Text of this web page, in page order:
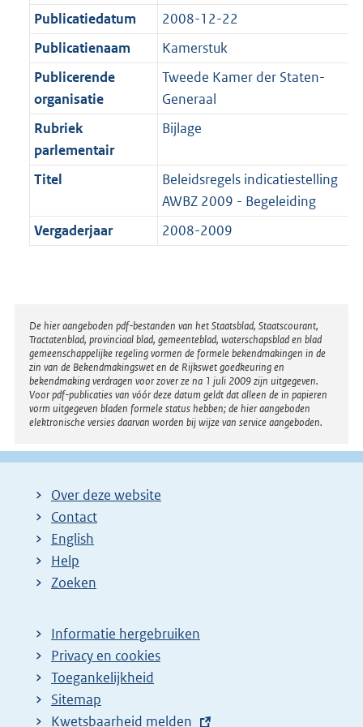
a
t
a
a
t
K
b
1
K
b
Publicatiedatum
2008-12-22
Publicatienaam
Kamerstuk
Publicerende
organisatie
Tweede Kamer der Staten-
Generaal
Rubriek
parlementair
Bijlage
Titel
Beleidsregels indicatiestelling
AWBZ 2009 - Begeleiding
Vergaderjaar
2008-2009
Disclaimer
De hier aangeboden pdf-bestanden van het Staatsblad, Staatscourant,
Tractatenblad, provinciaal blad, gemeenteblad, waterschapsblad en blad
gemeenschappelijke regeling vormen de formele bekendmakingen in de
zin van de Bekendmakingswet en de Rijkswet goedkeuring en
bekendmaking verdragen voor zover ze na 1 juli 2009 zijn uitgegeven.
Voor pdf-publicaties van vóór deze datum geldt dat alleen de in papieren
vorm uitgegeven bladen formele status hebben; de hier aangeboden
elektronische versies daarvan worden bij wijze van service aangeboden.
Over deze website
Contact
English
Help
Zoeken
Informatie hergebruiken
Privacy en cookies
Toegankelijkheid
Sitemap
E
Kwetsbaarheid melden